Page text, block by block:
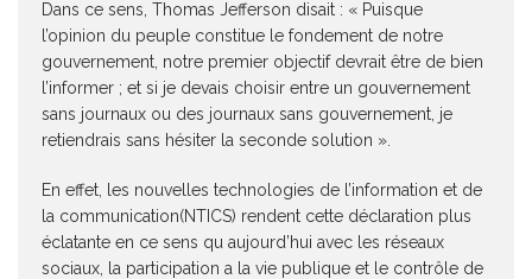
Dans ce sens, Thomas Jefferson disait : « Puisque
l’opinion du peuple constitue le fondement de notre
gouvernement, notre premier objectif devrait être de bien
l’informer ; et si je devais choisir entre un gouvernement
sans journaux ou des journaux sans gouvernement, je
retiendrais sans hésiter la seconde solution ».
En effet, les nouvelles technologies de l’information et de
la communication(NTICS) rendent cette déclaration plus
éclatante en ce sens qu aujourd’hui avec les réseaux
sociaux, la participation a la vie publique et le contrôle de